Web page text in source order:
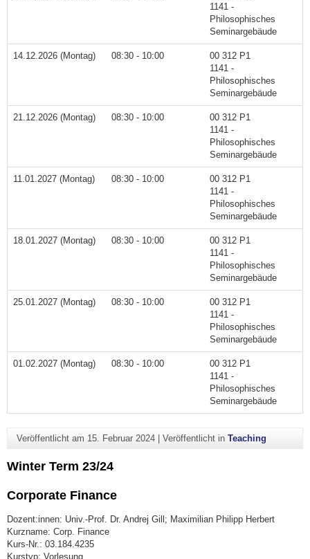
1141 -
Philosophisches
Seminargebäude
14.12.2026 (Montag) 08:30 - 10:00
00 312 P1
1141 -
Philosophisches
Seminargebäude
21.12.2026 (Montag) 08:30 - 10:00
00 312 P1
1141 -
Philosophisches
Seminargebäude
11.01.2027 (Montag) 08:30 - 10:00
00 312 P1
1141 -
Philosophisches
Seminargebäude
18.01.2027 (Montag) 08:30 - 10:00
00 312 P1
1141 -
Philosophisches
Seminargebäude
25.01.2027 (Montag) 08:30 - 10:00
00 312 P1
1141 -
Philosophisches
Seminargebäude
01.02.2027 (Montag) 08:30 - 10:00
00 312 P1
1141 -
Philosophisches
Seminargebäude
Veröffentlicht am 15. Februar 2024| Veröffentlicht in Teaching
Winter Term 23/24
Corporate Finance
Dozent:innen: Univ.-Prof. Dr. Andrej Gill; Maximilian Philipp Herbert
Kurzname: Corp. Finance
Kurs-Nr.: 03.184.4235
Kurstyp: Vorlesung